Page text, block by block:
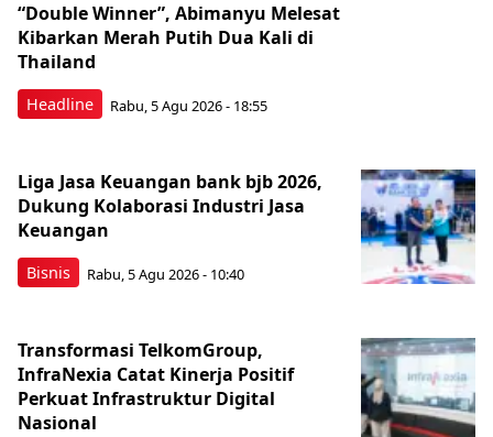
Headline
“Double Winner”, Abimanyu Melesat
Kibarkan Merah Putih Dua Kali di
Thailand
Rabu, 5 Agu 2026 - 18:55
Bisnis
Liga Jasa Keuangan bank bjb 2026,
Dukung Kolaborasi Industri Jasa
Keuangan
Rabu, 5 Agu 2026 - 10:40
Transformasi TelkomGroup,
InfraNexia Catat Kinerja Positif
Perkuat Infrastruktur Digital
Nasional